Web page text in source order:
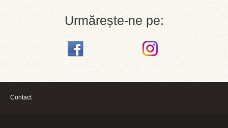
Urmărește-ne pe:
Contact